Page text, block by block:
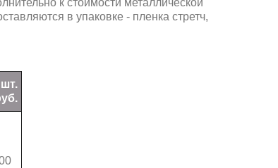
к стоимости металлической
в упаковке - пленка стретч,